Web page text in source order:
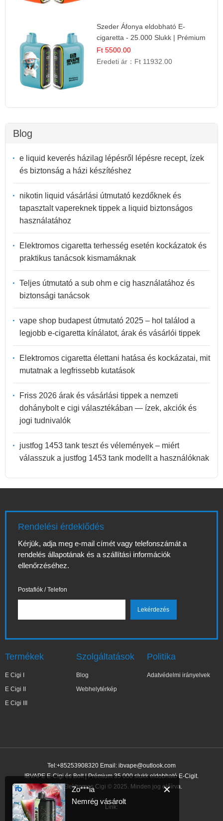
Szeder Áfonya eldobható E-
cigaretta - 25.000 Slukk | Prémium
Gyümölcs Íz
Ft 5500.00
Eredeti ár： Ft 11932.00
Blog
e liquid keverés házilag lépésről lépésre recept, ízek
és biztonság a házi készítéshez
nikotin liquid vásárlási útmutató kezdőknek és
tapasztalt vapereknek tippek a liquid biztonságos
használatához
Elektromos cigaretta terhesség esetén kockázatok és
praktikus tanácsok kismamáknak
Teljes útmutató a sub ohm e cig használatához és
biztonsági tanácsok
vape shop budapest útmutató 2025 – hol találod a
legjobb e-cigaretta kínálatot, árak és vásárlói tippek
Elektromos cigaretta élettani hatása és kockázatai, mit
mutatnak a legfrissebb kutatások
Friss 2026 árak és vásárlási tippek a nemzeti
dohánybolt e cigi választékában — ízek, akciók és
jogi tudnivalók
justfog 1453 tank teszt és vélemények – miért
válasszuk a justfog 1453 tank modellt a használóknak
Rendelési érdeklődés
Kérjük, adja meg e-mail címét vagy telefonszámát a
rendelés állapotának és a szállítási információk
ellenőrzéséhez.
Postafiók / Telefon
Termékek
E Cigi I
E Cigi II
E Cigi III
Szolgáltatások
Blog
Webhelytérkép
Politika
Adatvédelmi irányelvek
Tel:+85253908320 Email: ibvape@outlook.com
IBVAPE E-Cigi és Bolt | Prémium 35 000 slukk eldobható E-Cigit.
IBVAPE Elektromos Cigi © 2025. Minden jog előírva.
Link:
✕
Zo***ia
Nemrég vásárolt